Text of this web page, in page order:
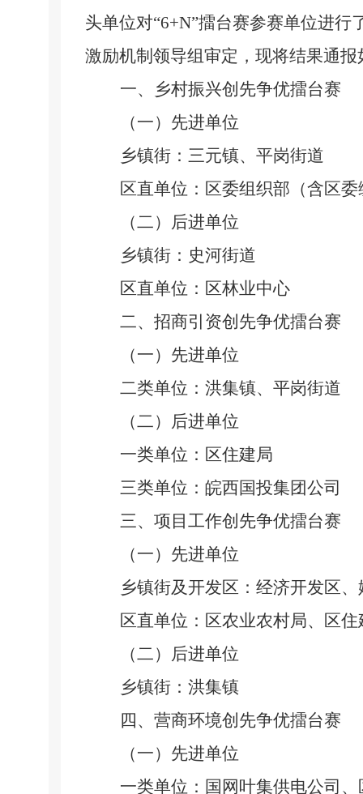
头单位对“6+N”擂台赛参赛单位进
激励机制领导组审定，现将结果通报
一、乡村振兴创先争优擂台赛
（一）先进单位
乡镇街：三元镇、平岗街道
区直单位：区委组织部（含区
（二）后进单位
乡镇街：史河街道
区直单位：区林业中心
二、招商引资创先争优擂台赛
（一）先进单位
二类单位：洪集镇、平岗街道
（二）后进单位
一类单位：区住建局
三类单位：皖西国投集团公司
三、项目工作创先争优擂台赛
（一）先进单位
乡镇街及开发区：经济开发区、
区直单位：区农业农村局、区住
（二）后进单位
乡镇街：洪集镇
四、营商环境创先争优擂台赛
（一）先进单位
一类单位：国网叶集供电公司、